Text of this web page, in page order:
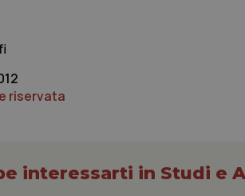
riservata
interessarti in Studi e